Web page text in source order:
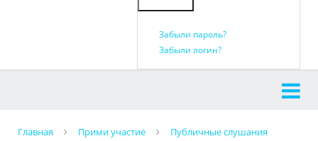
Забыли пароль?
Забыли логин?
Главная Прими участие Публичные слушания